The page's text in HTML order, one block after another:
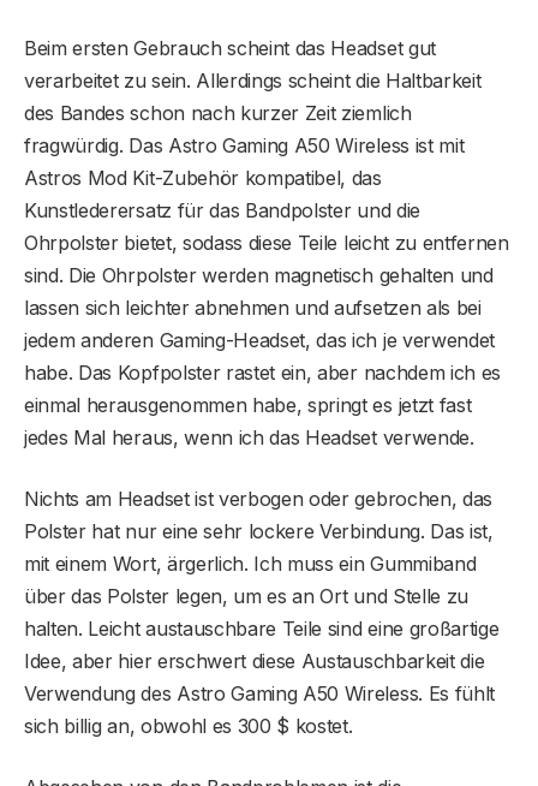
Beim ersten Gebrauch scheint das Headset gut
verarbeitet zu sein. Allerdings scheint die Haltbarkeit
des Bandes schon nach kurzer Zeit ziemlich
fragwürdig. Das Astro Gaming A50 Wireless ist mit
Astros Mod Kit-Zubehör kompatibel, das
Kunstlederersatz für das Bandpolster und die
Ohrpolster bietet, sodass diese Teile leicht zu entfernen
sind. Die Ohrpolster werden magnetisch gehalten und
lassen sich leichter abnehmen und aufsetzen als bei
jedem anderen Gaming-Headset, das ich je verwendet
habe. Das Kopfpolster rastet ein, aber nachdem ich es
einmal herausgenommen habe, springt es jetzt fast
jedes Mal heraus, wenn ich das Headset verwende.
Nichts am Headset ist verbogen oder gebrochen, das
Polster hat nur eine sehr lockere Verbindung. Das ist,
mit einem Wort, ärgerlich. Ich muss ein Gummiband
über das Polster legen, um es an Ort und Stelle zu
halten. Leicht austauschbare Teile sind eine großartige
Idee, aber hier erschwert diese Austauschbarkeit die
Verwendung des Astro Gaming A50 Wireless. Es fühlt
sich billig an, obwohl es 300 $ kostet.